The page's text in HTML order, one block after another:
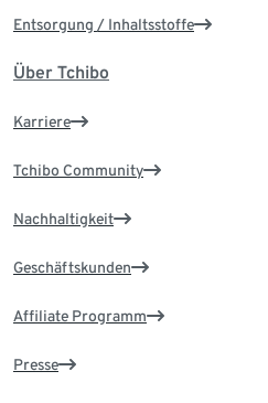
Entsorgung / Inhaltsstoffe
Über Tchibo
Karriere
Tchibo Community
Nachhaltigkeit
Geschäftskunden
Affiliate Programm
Presse